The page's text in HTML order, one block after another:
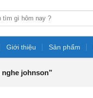
Giới thiệu Sản phẩm
johnson”